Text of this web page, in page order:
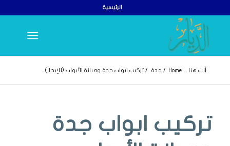
الرئيسية
أنت هنا .. Home
/ جدة / تركيب ابواب جدة وصيانة الأبواب (للإيجار)...
تركيب ابواب جدة